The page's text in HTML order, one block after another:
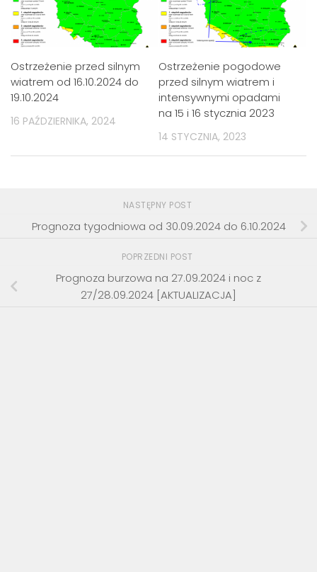
Ostrzeżenie przed silnym
wiatrem od 16.10.2024 do
19.10.2024
16 PAŹDZIERNIKA, 2024
Ostrzeżenie pogodowe
przed silnym wiatrem i
intensywnymi opadami
na 15 i 16 stycznia 2023
14 STYCZNIA, 2023
NASTĘPNY POST
Prognoza tygodniowa od 30.09.2024 do 6.10.2024
POPRZEDNI POST
Prognoza burzowa na 27.09.2024 i noc z
27/28.09.2024 [AKTUALIZACJA]